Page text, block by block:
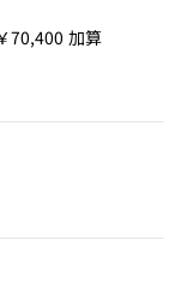
70,400 加算